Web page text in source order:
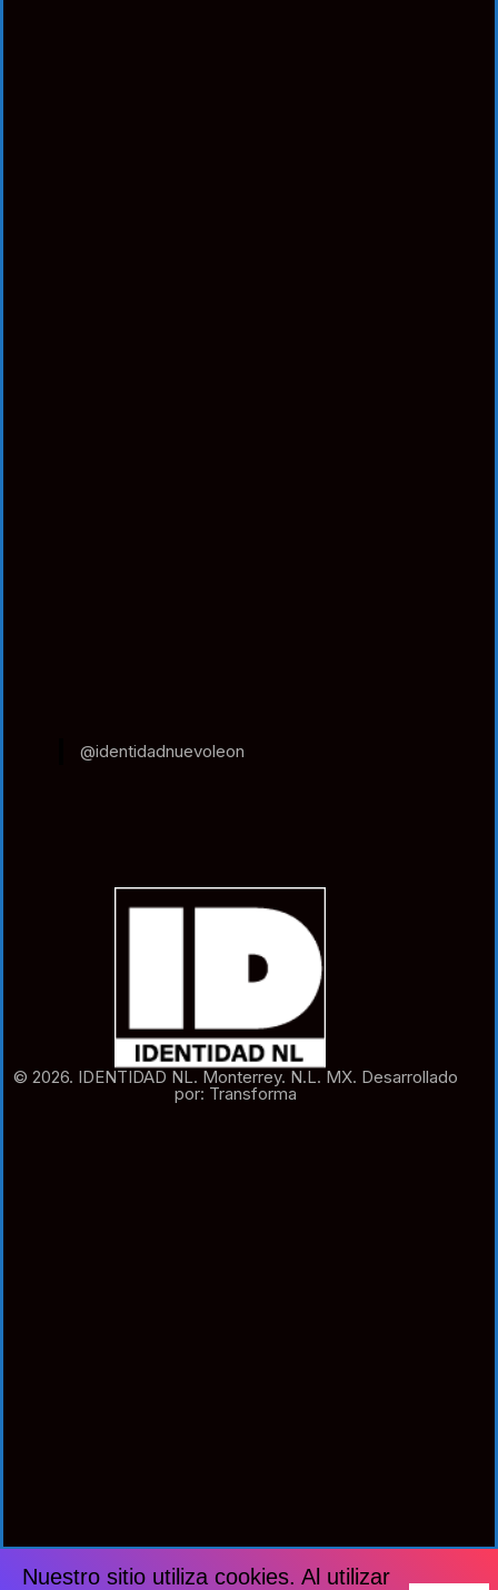
@identidadnuevoleon
© 2026. IDENTIDAD NL. Monterrey. N.L. MX. Desarrollado
por: Transforma
Nuestro sitio utiliza cookies. Al utilizar